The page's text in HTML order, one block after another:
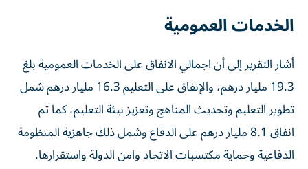
الخدمات العمومية
أشار التقرير إلى أن اجمالي الانفاق على الخدمات العمومية بلغ
19.3 مليار درهم، والإنفاق على التعليم 16.3 مليار درهم شمل
تطوير التعليم وتحديث المناهج وتعزيز بيئة التعليم، كما تم
انفاق 8.1 مليار درهم على الدفاع وشمل ذلك جاهزية المنظومة
الدفاعية وحماية مكتسبات الاتحاد وامن الدولة واستقرارها.